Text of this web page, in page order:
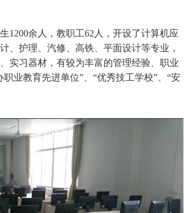
1200余人，教职工62人，开设了计算机应
、护理、汽修、高铁、平面设计等专业，
实习器材，有较为丰富的管理经验、职业
业教育先进单位”、“优秀技工学校”、“安